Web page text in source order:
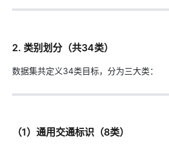
2. 类别划分（共34类）
数据集共定义34类目标，分为三大类：
（1）通用交通标识（8类）